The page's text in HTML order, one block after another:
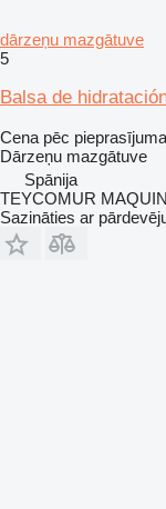
dārzeņu mazgātuve
5
Balsa de
Cena pēc pieprasījuma
Dārzeņu mazgātuve
Spānija
TEYCOMUR
Sazināties ar